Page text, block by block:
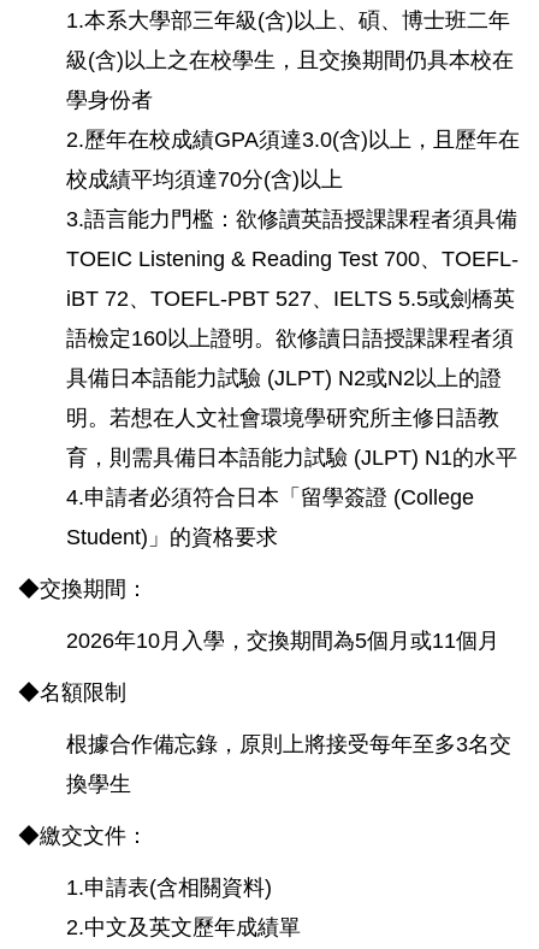
1.本系大學部三年級(含)以上、碩、博士班二年
級(含)以上之在校學生，且交換期間仍具本校在
學身份者
2.歷年在校成績GPA須達3.0(含)以上，且歷年在
校成績平均須達70分(含)以上
3.語言能力門檻：欲修讀英語授課課程者須具備
TOEIC Listening & Reading Test 700、TOEFL-
iBT 72、TOEFL-PBT 527、IELTS 5.5或劍橋英
語檢定160以上證明。欲修讀日語授課課程者須
具備日本語能力試驗 (JLPT) N2或N2以上的證
明。若想在人文社會環境學研究所主修日語教
育，則需具備日本語能力試驗 (JLPT) N1的水平
4.申請者必須符合日本「留學簽證 (College
Student)」的資格要求
◆交換期間：
2026年10月入學，交換期間為5個月或11個月
◆名額限制
根據合作備忘錄，原則上將接受每年至多3名交
換學生
◆繳交文件：
1.申請表(含相關資料)
2.中文及英文歷年成績單